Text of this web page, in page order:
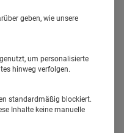
geben, wie unsere
um personalisierte
hinweg verfolgen.
standardmäßig blockiert.
Inhalte keine manuelle